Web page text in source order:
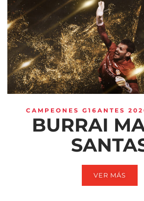
CAMPEONES G16ANTES
BURRAI
VER MÁS